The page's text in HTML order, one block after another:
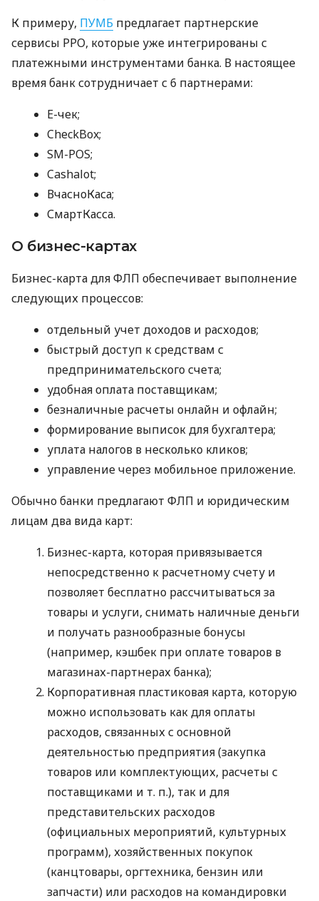
К примеру, ПУМБ предлагает партнерские
сервисы РРО, которые уже интегрированы с
платежными инструментами банка. В настоящее
время банк сотрудничает с 6 партнерами:
E-чек;
CheckBox;
SM-POS;
Cashalot;
ВчасноКаса;
СмартКасса.
О бизнес-картах
Бизнес-карта для ФЛП обеспечивает выполнение
следующих процессов:
отдельный учет доходов и расходов;
быстрый доступ к средствам с
предпринимательского счета;
удобная оплата поставщикам;
безналичные расчеты онлайн и офлайн;
формирование выписок для бухгалтера;
уплата налогов в несколько кликов;
управление через мобильное приложение.
Обычно банки предлагают ФЛП и юридическим
лицам два вида карт:
Бизнес-карта, которая привязывается
непосредственно к расчетному счету и
позволяет бесплатно рассчитываться за
товары и услуги, снимать наличные деньги
и получать разнообразные бонусы
(например, кэшбек при оплате товаров в
магазинах-партнерах банка);
Корпоративная пластиковая карта, которую
можно использовать как для оплаты
расходов, связанных с основной
деятельностью предприятия (закупка
товаров или комплектующих, расчеты с
поставщиками и т. п.), так и для
представительских расходов
(официальных мероприятий, культурных
программ), хозяйственных покупок
(канцтовары, оргтехника, бензин или
запчасти) или расходов на командировки